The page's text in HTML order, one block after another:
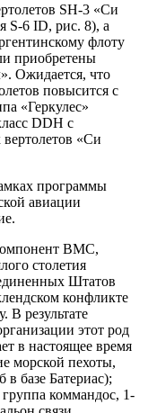
SH-3 «Си
S-6 ID, рис. 8), а
флоту
приобретены
Ожидается, что
повысится с
«Геркулес»
DDH с
«Си
программы
авиации
ВМС,
столетия
Штатов
конфликте
В результате
этот род
в настоящее время
морской пехоты,
базе Батериас);
коммандос, 1-